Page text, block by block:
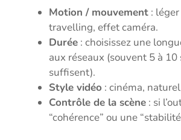
Motion / mouvement :
travelling, effet caméra.
Durée : choisissez une
aux réseaux (souvent 5 à 10
suffisent).
Style vidéo : cinéma,
Contrôle de la scène : si
“cohérence” ou une